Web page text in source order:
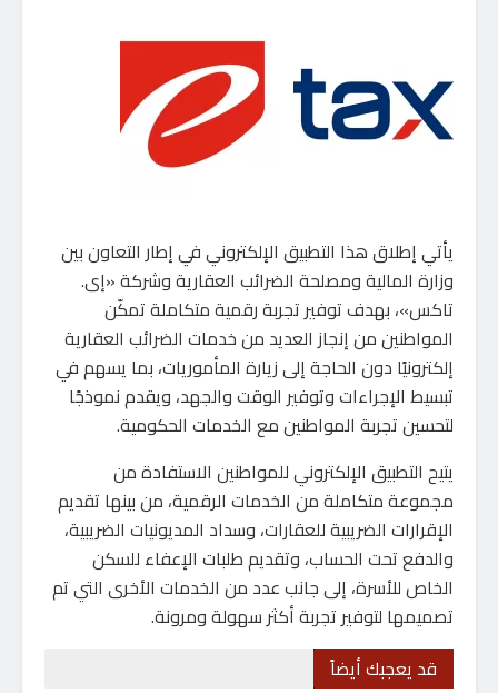
يأتي إطلاق هذا التطبيق الإلكتروني في إطار التعاون بين
وزارة المالية ومصلحة الضرائب العقارية وشركة «إى.
تاكس»، بهدف توفير تجربة رقمية متكاملة تمكّن
المواطنين من إنجاز العديد من خدمات الضرائب العقارية
إلكترونيًا دون الحاجة إلى زيارة المأموريات، بما يسهم في
تبسيط الإجراءات وتوفير الوقت والجهد، ويقدم نموذجًا
لتحسين تجربة المواطنين مع الخدمات الحكومية.
يتيح التطبيق الإلكتروني للمواطنين الاستفادة من
مجموعة متكاملة من الخدمات الرقمية، من بينها تقديم
الإقرارات الضريبية للعقارات، وسداد المديونيات الضريبية،
والدفع تحت الحساب، وتقديم طلبات الإعفاء للسكن
الخاص للأسرة، إلى جانب عدد من الخدمات الأخرى التي تم
تصميمها لتوفير تجربة أكثر سهولة ومرونة.
قد يعجبك أيضاً